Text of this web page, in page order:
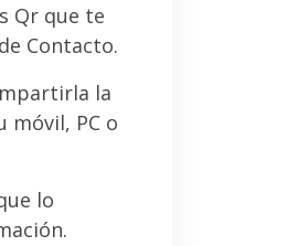
Qr que te
Contacto.
la
móvil, PC o
lo